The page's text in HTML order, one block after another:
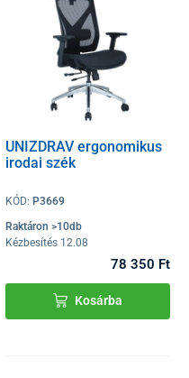
UNIZDRAV ergonomikus
irodai szék
KÓD: P3669
Raktáron >10db
Kézbesítés 12.08
78 350 Ft
Kosárba